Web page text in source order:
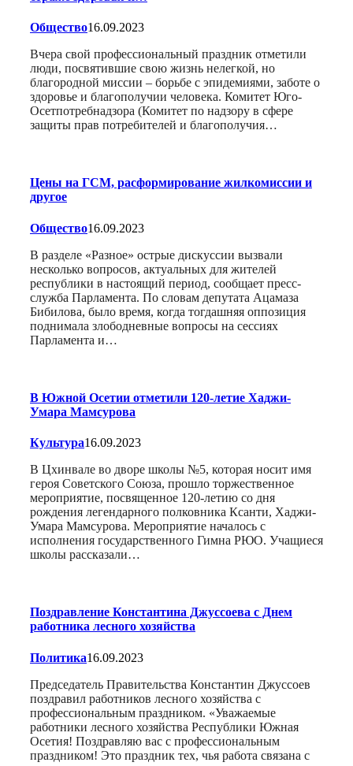
Общество16.09.2023
Вчера свой профессиональный праздник отметили
люди, посвятившие свою жизнь нелегкой, но
благородной миссии – борьбе с эпидемиями, заботе о
здоровье и благополучии человека. Комитет Юго-
Осетпотребнадзора (Комитет по надзору в сфере
защиты прав потребителей и благополучия…
Цены на ГСМ, расформирование жилкомиссии и
другое
Общество16.09.2023
В разделе «Разное» острые дискуссии вызвали
несколько вопросов, актуальных для жителей
республики в настоящий период, сообщает пресс-
служба Парламента. По словам депутата Ацамаза
Бибилова, было время, когда тогдашняя оппозиция
поднимала злободневные вопросы на сессиях
Парламента и…
В Южной Осетии отметили 120-летие Хаджи-
Умара Мамсурова
Культура16.09.2023
В Цхинвале во дворе школы №5, которая носит имя
героя Советского Союза, прошло торжественное
мероприятие, посвященное 120-летию со дня
рождения легендарного полковника Ксанти, Хаджи-
Умара Мамсурова. Мероприятие началось с
исполнения государственного Гимна РЮО. Учащиеся
школы рассказали…
Поздравление Константина Джуссоева с Днем
работника лесного хозяйства
Политика16.09.2023
Председатель Правительства Константин Джуссоев
поздравил работников лесного хозяйства с
профессиональным праздником. «Уважаемые
работники лесного хозяйства Республики Южная
Осетия! Поздравляю вас с профессиональным
праздником! Это праздник тех, чья работа связана с